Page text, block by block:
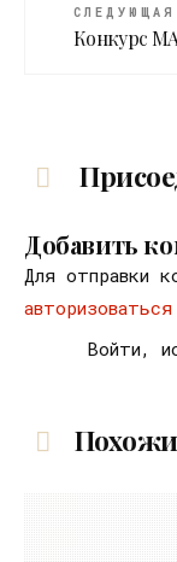
Конкурс
Добавить
Для отправки
авторизоваться
Войти,